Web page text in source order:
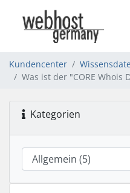
Kundencenter
Was ist der "CORE Whois
Kategorien